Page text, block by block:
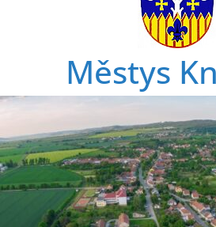
Městys